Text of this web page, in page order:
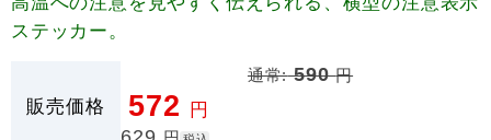
ステッカー。
販売価格
通常:590円
572 円